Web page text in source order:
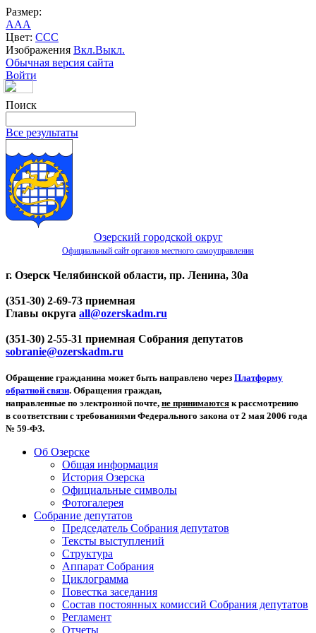
Размер:
AAA
Цвет: CCC
Изображения Вкл.Выкл.
Обычная версия сайта
Войти
Поиск
Все результаты
Озерский городской округ
Официальный сайт органов местного самоуправления
г. Озерск Челябинской области, пр. Ленина, 30а
(351-30) 2-69-73 приемная
Главы округа all@ozerskadm.ru
(351-30) 2-55-31 приемная Собрания депутатов
sobranie@ozerskadm.ru
Обращение гражданина может быть направлено через Платформу
обратной связи. Обращения граждан,
направленные по электронной почте, не принимаются к рассмотрению
в соответствии с требованиями Федерального закона от 2 мая 2006 года
№ 59-ФЗ.
Об Озерске
Общая информация
История Озерска
Официальные символы
Фотогалерея
Собрание депутатов
Председатель Собрания депутатов
Тексты выступлений
Структура
Аппарат Собрания
Циклограмма
Повестка заседания
Состав постоянных комиссий Собрания депутатов
Регламент
Отчеты